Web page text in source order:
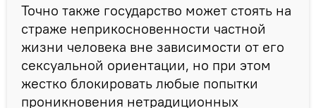
Точно также государство может стоять на
страже неприкосновенности частной
жизни человека вне зависимости от его
сексуальной ориентации, но при этом
жестко блокировать любые попытки
проникновения нетрадиционных